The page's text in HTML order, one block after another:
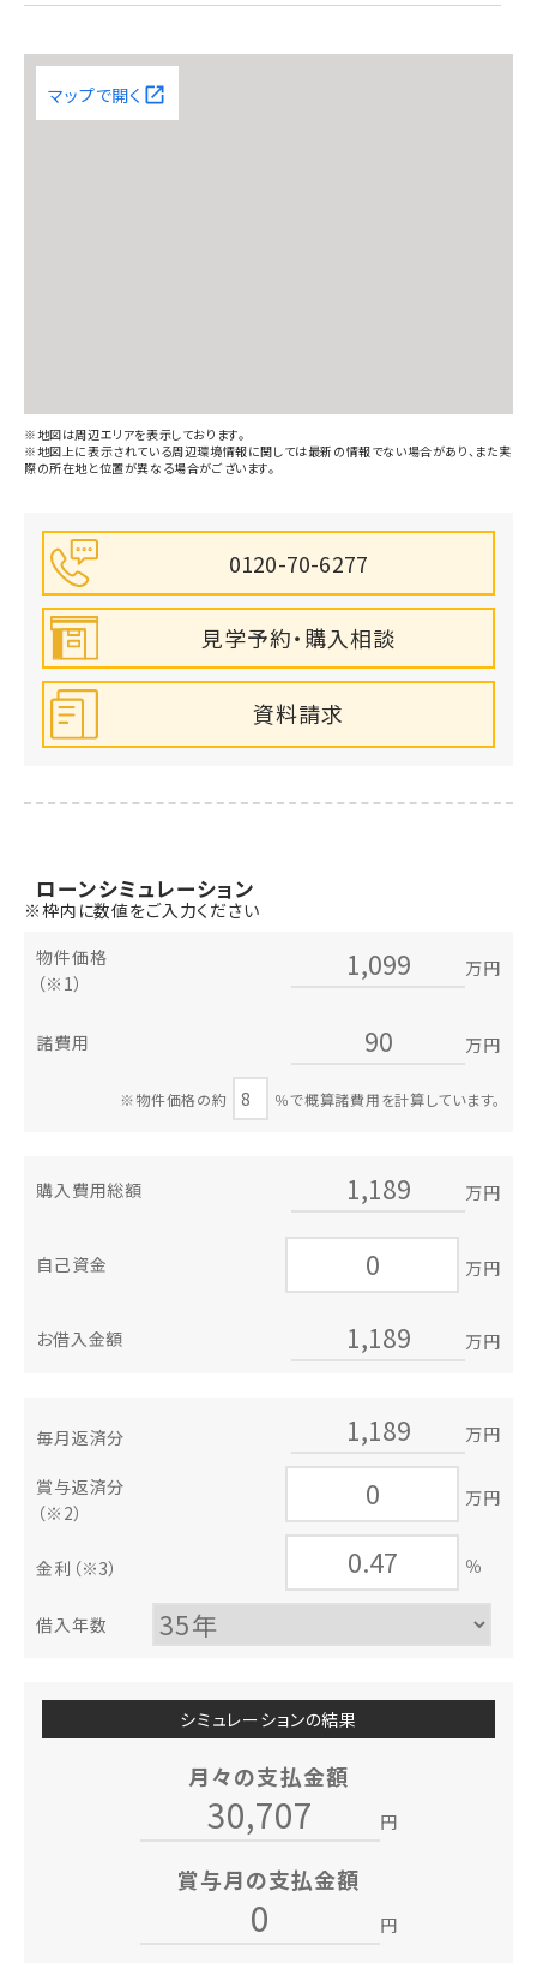
田崎郵便局(1500m)
マップで開く
※地図は周辺エリアを表示しております。
※地図上に表示されている周辺環境情報に関しては最新の情報でない場合があり、また実
際の所在地と位置が異なる場合がございます。
0120-70-6277
見学予約・購入相談
資料請求
ローンシミュレーション
※枠内に数値をご入力ください
物件価格
（※1）
万円
諸費用 万円
※物件価格の約 ％で概算諸費用を計算しています。
購入費用総額 万円
自己資金 万円
お借入金額 万円
毎月返済分 万円
賞与返済分
（※2）
万円
金利 （※3） ％
借入年数
シミュレーションの結果
月々の支払金額
円
賞与月の支払金額
円